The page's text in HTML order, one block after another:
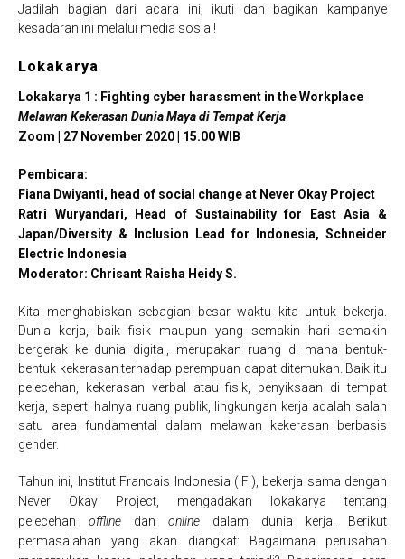
Jadilah bagian dari acara ini, ikuti dan bagikan kampanye
kesadaran ini melalui media sosial!
Lokakarya
Lokakarya 1 : Fighting cyber harassment in the Workplace
Melawan Kekerasan Dunia Maya di Tempat Kerja
Zoom | 27 November 2020 | 15.00 WIB
Pembicara:
Fiana Dwiyanti, head of social change at Never Okay Project
Ratri Wuryandari, Head of Sustainability for East Asia &
Japan/Diversity & Inclusion Lead for Indonesia, Schneider
Electric Indonesia
Moderator: Chrisant Raisha Heidy S.
Kita menghabiskan sebagian besar waktu kita untuk bekerja.
Dunia kerja, baik fisik maupun yang semakin hari semakin
bergerak ke dunia digital, merupakan ruang di mana bentuk-
bentuk kekerasan terhadap perempuan dapat ditemukan. Baik itu
pelecehan, kekerasan verbal atau fisik, penyiksaan di tempat
kerja, seperti halnya ruang publik, lingkungan kerja adalah salah
satu area fundamental dalam melawan kekerasan berbasis
gender.
Tahun ini, Institut Francais Indonesia (IFI), bekerja sama dengan
Never Okay Project, mengadakan lokakarya tentang
pelecehan offline dan online dalam dunia kerja. Berikut
permasalahan yang akan diangkat: Bagaimana perusahan